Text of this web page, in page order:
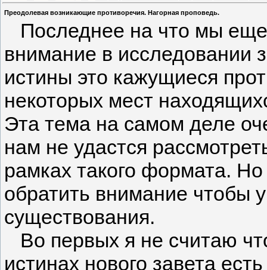
Преодолевая возникающие противоречия. Нагорная проповедь.
Последнее на что мы
внимание в исследовании
истины это кажущиеся
некоторых мест
Эта тема на самом деле
нам не удастся
рамках такого формата.
обратить внимание чтобы
существования.
Во первых я не считаю
истинах нового завета